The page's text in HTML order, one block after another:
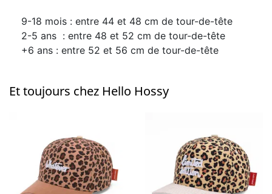
9-18 mois : entre 44 et 48 cm de tour-de-tête
2-5 ans : entre 48 et 52 cm de tour-de-tête
+6 ans : entre 52 et 56 cm de tour-de-tête
Et toujours chez Hello Hossy